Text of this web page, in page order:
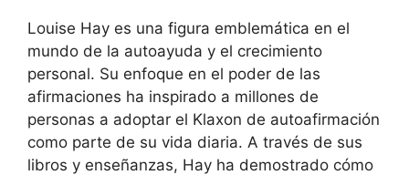
Louise Hay es una figura emblemática en el
mundo de la autoayuda y el crecimiento
personal. Su enfoque en el poder de las
afirmaciones ha inspirado a millones de
personas a adoptar el Klaxon de autoafirmación
como parte de su vida diaria. A través de sus
libros y enseñanzas, Hay ha demostrado cómo